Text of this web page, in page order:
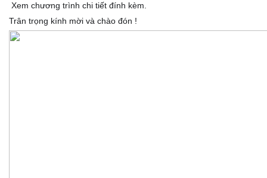
Xem chương trình chi tiết đính kèm.
Trân trọng kính mời và chào đón !